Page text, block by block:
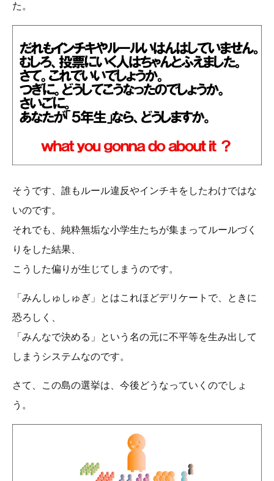
た。
そうです、誰もルール違反やインチキをしたわけではな
いのです。
それでも、純粋無垢な小学生たちが集まってルールづく
りをした結果、
こうした偏りが生じてしまうのです。
「みんしゅしゅぎ」とはこれほどデリケートで、ときに
恐ろしく、
「みんなで決める」という名の元に不平等を生み出して
しまうシステムなのです。
さて、この島の選挙は、今後どうなっていくのでしょ
う。